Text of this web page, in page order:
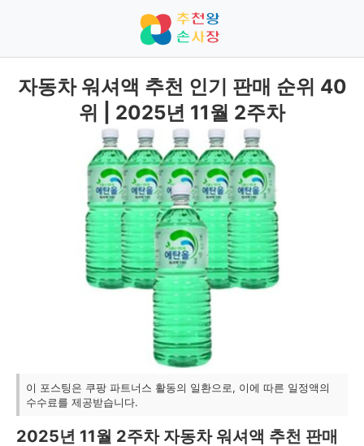
자동차 워셔액 추천 인기 판매 순위 40
위 | 2025년 11월 2주차
이 포스팅은 쿠팡 파트너스 활동의 일환으로, 이에 따른 일정액의
수수료를 제공받습니다.
2025년 11월 2주차 자동차 워셔액 추천 판매